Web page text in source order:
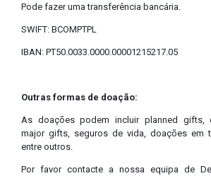
Pode fazer uma transferência bancária.
SWIFT: BCOMPTPL
IBAN: PT50.0033.0000.00001215217.05
Outras formas de doação:
As doações podem incluir planned gifts,
major gifts, seguros de vida, doações em
entre outros.
Por favor contacte a nossa equipa de